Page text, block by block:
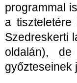
programmal
a
Szedreskerti
oldalán),
győzteseinek